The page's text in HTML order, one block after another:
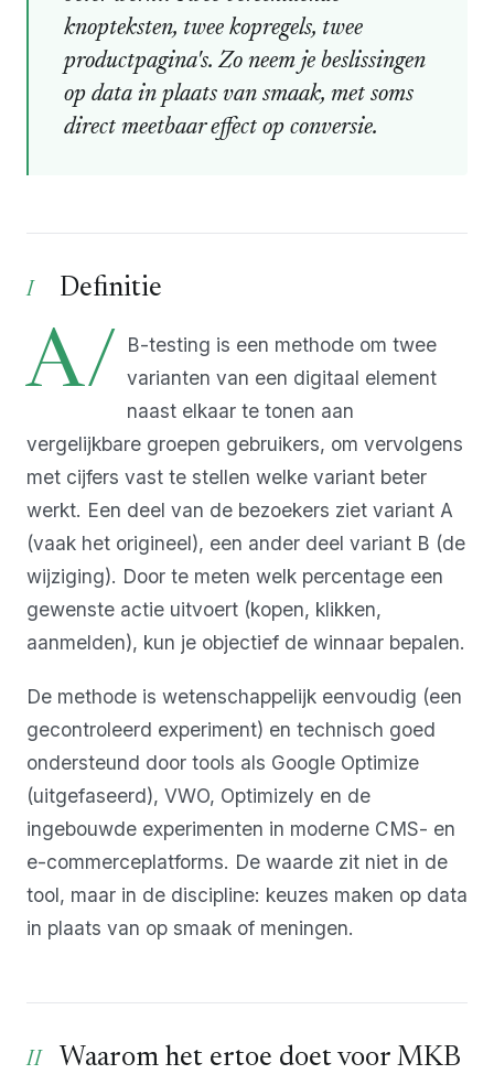
knopteksten, twee kopregels, twee
productpagina's. Zo neem je beslissingen
op data in plaats van smaak, met soms
direct meetbaar effect op conversie.
Definitie
A/
B-testing is een methode om twee
varianten van een digitaal element
naast elkaar te tonen aan
vergelijkbare groepen gebruikers, om vervolgens
met cijfers vast te stellen welke variant beter
werkt. Een deel van de bezoekers ziet variant A
(vaak het origineel), een ander deel variant B (de
wijziging). Door te meten welk percentage een
gewenste actie uitvoert (kopen, klikken,
aanmelden), kun je objectief de winnaar bepalen.
De methode is wetenschappelijk eenvoudig (een
gecontroleerd experiment) en technisch goed
ondersteund door tools als Google Optimize
(uitgefaseerd), VWO, Optimizely en de
ingebouwde experimenten in moderne CMS- en
e-commerceplatforms. De waarde zit niet in de
tool, maar in de discipline: keuzes maken op data
in plaats van op smaak of meningen.
Waarom het ertoe doet voor MKB